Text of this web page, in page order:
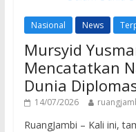
Nasional News
Mursyid
Mencatatkan
Dunia
14/07/2026
RuangJambi – Kali ini,